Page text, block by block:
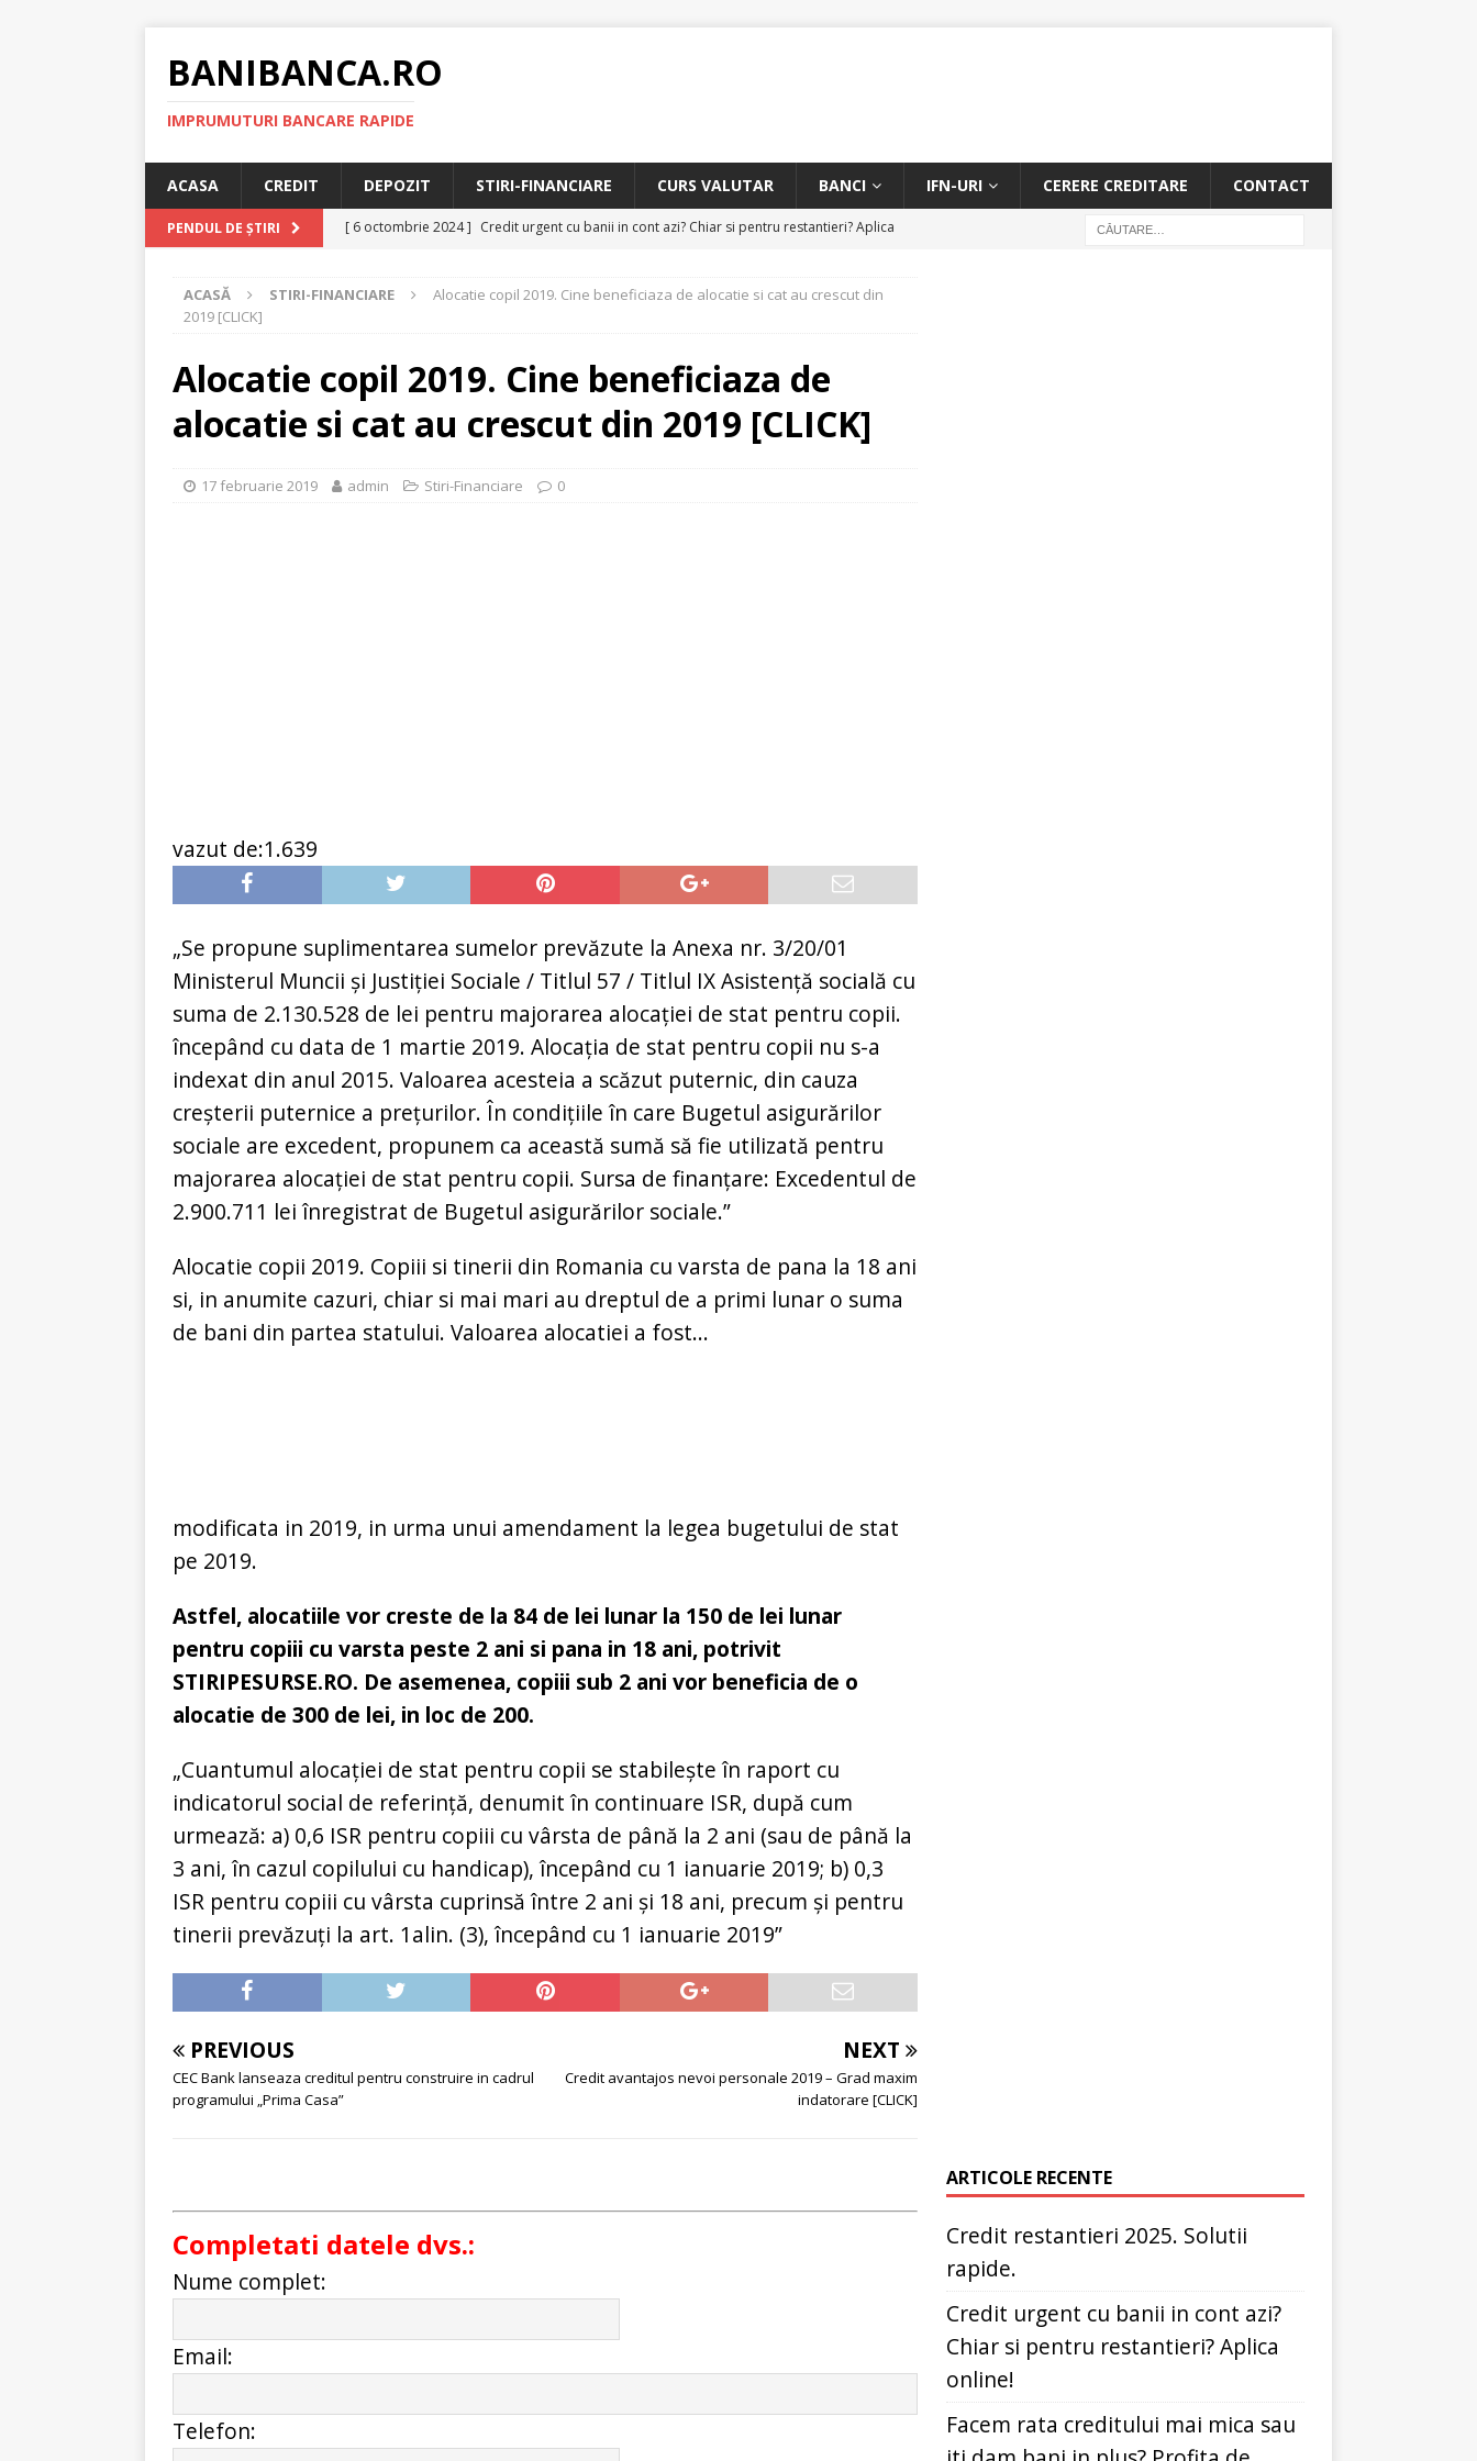
BANIBANCA.RO
IMPRUMUTURI BANCARE RAPIDE
ACASA CREDIT DEPOZIT STIRI-FINANCIARE CURS VALUTAR BANCI IFN-URI CERERE CREDITARE CONTACT
PENDUL DE ȘTIRI [ 6 octombrie 2024 ] Credit urgent cu banii in cont azi? Chiar si pentru restantieri? Aplica
[ 8 septembrie 2024 ] Facem rata creditului mai mica sau iti dam bani in plus? Profita de
[ 11 august 2024 ]
Creditarea restantierilor si imbunatatirea scorului financiar
RAPID
RAPID
ACASĂ STIRI-FINANCIARE
Alocatie copil 2019. Cine beneficiaza de alocatie si cat au crescut din
2019 [CLICK]
Alocatie copil 2019. Cine beneficiaza de
alocatie si cat au crescut din 2019 [CLICK]
17 februarie 2019 admin Stiri-Financiare 0
vazut de:1.639
„Se propune suplimentarea sumelor prevăzute la Anexa nr. 3/20/01
Ministerul Muncii și Justiției Sociale / Titlul 57 / Titlul IX Asistență socială cu
suma de 2.130.528 de lei pentru majorarea alocației de stat pentru copii.
începând cu data de 1 martie 2019. Alocația de stat pentru copii nu s-a
indexat din anul 2015. Valoarea acesteia a scăzut puternic, din cauza
creșterii puternice a prețurilor. În condițiile în care Bugetul asigurărilor
sociale are excedent, propunem ca această sumă să fie utilizată pentru
majorarea alocației de stat pentru copii. Sursa de finanțare: Excedentul de
2.900.711 lei înregistrat de Bugetul asigurărilor sociale.”
Alocatie copii 2019. Copiii si tinerii din Romania cu varsta de pana la 18 ani
si, in anumite cazuri, chiar si mai mari au dreptul de a primi lunar o suma
de bani din partea statului. Valoarea alocatiei a fost...
modificata in 2019, in urma unui amendament la legea bugetului de stat
pe 2019.
Astfel, alocatiile vor creste de la 84 de lei lunar la 150 de lei lunar
pentru copiii cu varsta peste 2 ani si pana in 18 ani, potrivit
STIRIPESURSE.RO. De asemenea, copiii sub 2 ani vor beneficia de o
alocatie de 300 de lei, in loc de 200.
„Cuantumul alocației de stat pentru copii se stabilește în raport cu
indicatorul social de referință, denumit în continuare ISR, după cum
urmează: a) 0,6 ISR pentru copiii cu vârsta de până la 2 ani (sau de până la
3 ani, în cazul copilului cu handicap), începând cu 1 ianuarie 2019; b) 0,3
ISR pentru copiii cu vârsta cuprinsă între 2 ani şi 18 ani, precum şi pentru
tinerii prevăzuţi la art. 1alin. (3), începând cu 1 ianuarie 2019”
PREVIOUS
CEC Bank lanseaza creditul pentru construire in cadrul
programului „Prima Casa”
NEXT
Credit avantajos nevoi personale 2019 – Grad maxim
indatorare [CLICK]
Completati datele dvs.:
Nume complet:
Email:
Telefon:
ARTICOLE RECENTE
Credit restantieri 2025. Solutii
rapide.
Credit urgent cu banii in cont azi?
Chiar si pentru restantieri? Aplica
online!
Facem rata creditului mai mica sau